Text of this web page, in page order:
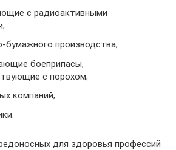
с радиоактивными
бумажного производства;
боеприпасы,
с порохом;
компаний;
для здоровья профессий